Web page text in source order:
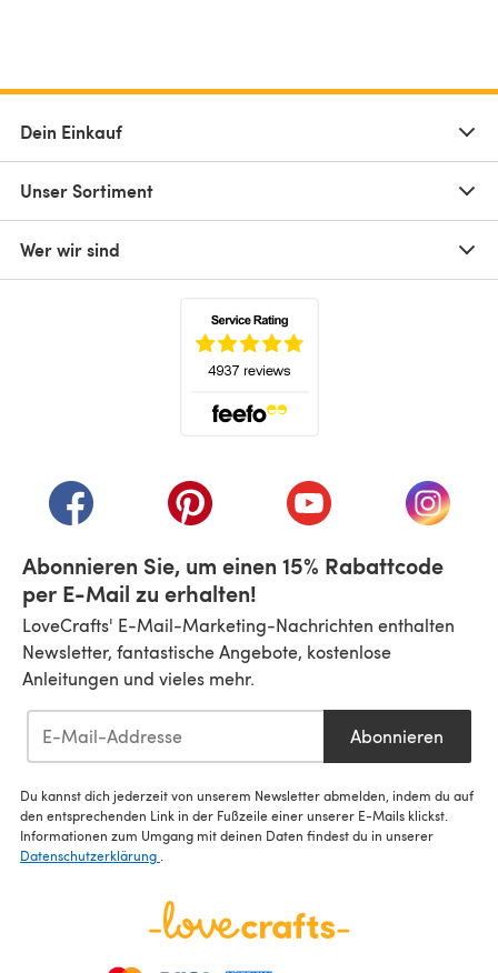
Dein Einkauf
Unser Sortiment
Wer wir sind
(öffnet sich in einem neuen Tab)
(öffnet sich in einem neuen Tab)
(öffnet sich in einem
(öffnet
Abonnieren Sie, um einen 15% Rabattcode
per E-Mail zu erhalten!
LoveCrafts' E-Mail-Marketing-Nachrichten enthalten
Newsletter, fantastische Angebote, kostenlose
Anleitungen und vieles mehr.
Abonnieren
Du kannst dich jederzeit von unserem Newsletter abmelden, indem du auf
den entsprechenden Link in der Fußzeile einer unserer E-Mails klickst.
Informationen zum Umgang mit deinen Daten findest du in unserer
Datenschutzerklärung